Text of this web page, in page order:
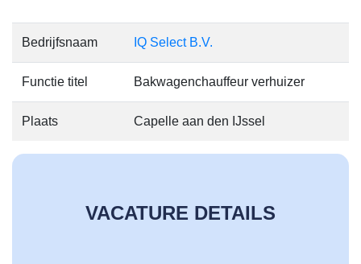
Bedrijfsnaam IQ Select B.V.
Functie titel Bakwagenchauffeur verhuizer
Plaats Capelle aan den IJssel
VACATURE DETAILS